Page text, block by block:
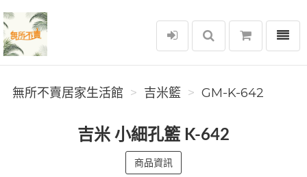
無所不賣居家生活館
選單
無所不賣居家生活館 吉米籃 GM-K-642
吉米 小細孔籃 K-642
商品資訊